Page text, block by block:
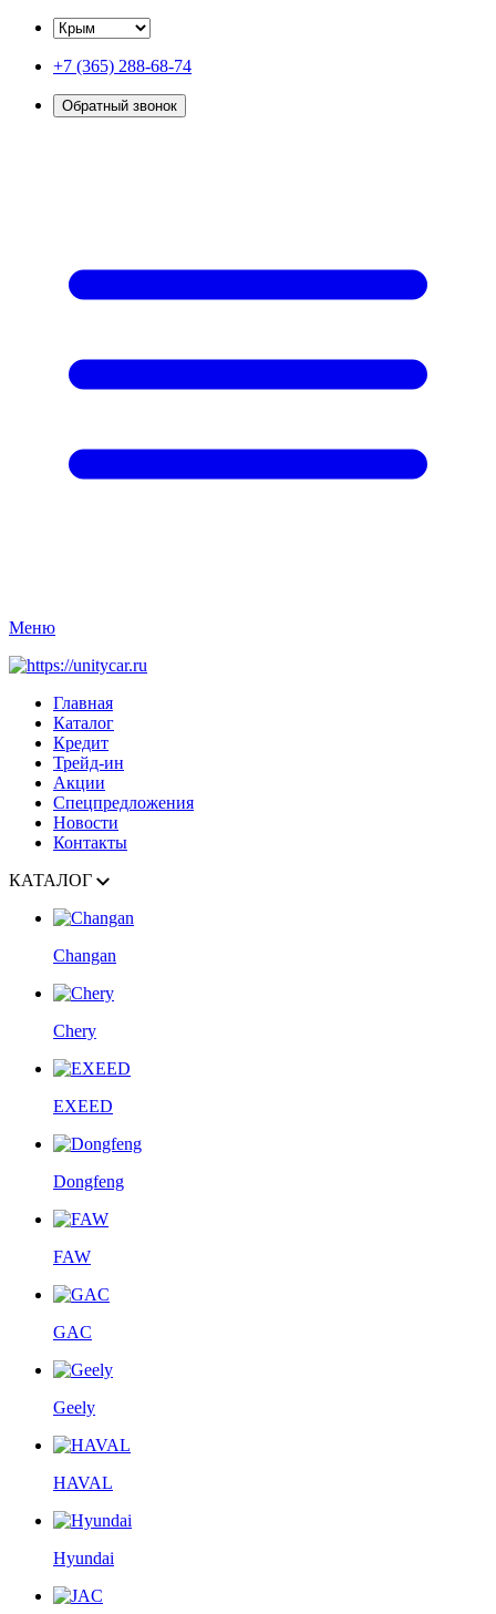
+7 (365) 288-68-74
Обратный звонок
Меню
Главная
Каталог
Кредит
Трейд-ин
Акции
Спецпредложения
Новости
Контакты
КАТАЛОГ
Changan
Chery
EXEED
Dongfeng
FAW
GAC
Geely
HAVAL
Hyundai